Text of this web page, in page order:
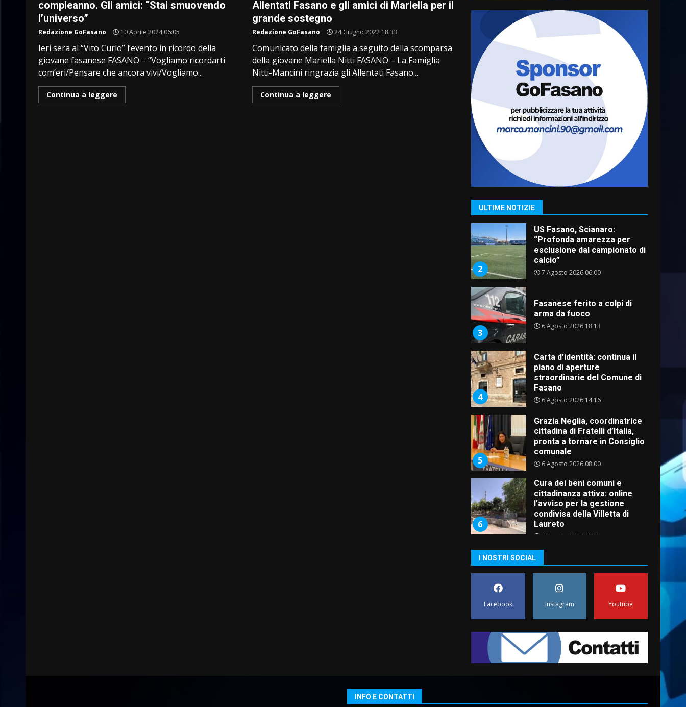
compleanno. Gli amici: “Stai smuovendo
l’universo”
Redazione GoFasano 10 Aprile 2024 06:05
Ieri sera al “Vito Curlo” l’evento in ricordo della
giovane fasanese FASANO – “Vogliamo ricordarti
com’eri/Pensare che ancora vivi/Vogliamo...
Continua a leggere
Allentati Fasano e gli amici di Mariella per il
grande sostegno
Redazione GoFasano 24 Giugno 2022 18:33
Comunicato della famiglia a seguito della scomparsa
della giovane Mariella Nitti FASANO – La Famiglia
Nitti-Mancini ringrazia gli Allentati Fasano...
Continua a leggere
ULTIME NOTIZIE
5 6 Agosto 2026 08:00
Cura dei beni comuni e
cittadinanza attiva: online
l’avviso per la gestione
condivisa della Villetta di
Laureto
6 Agosto 2026 06:20
7
La magia del Minareto e la
prima assoluta de “L’Albergo
Belvedere. Il rapimento”
6 Agosto 2026 06:15
1
“I Contestatori: Musica di
Rivoluzione”: nuovo
appuntamento con “Fasano in
2
US Fasano, Scianaro:
“Profonda amarezza per
esclusione dal campionato di
calcio”
7 Agosto 2026 06:00
3
Fasanese ferito a colpi di
arma da fuoco
6 Agosto 2026 18:13
4
Carta d’identità: continua il
piano di aperture
straordinarie del Comune di
Fasano
6 Agosto 2026 14:16
5
Grazia Neglia, coordinatrice
cittadina di Fratelli d’Italia,
pronta a tornare in Consiglio
comunale
6 Agosto 2026 08:00
6
Cura dei beni comuni e
cittadinanza attiva: online
l’avviso per la gestione
condivisa della Villetta di
Laureto
6 Agosto 2026 06:20
prima assoluta de “L’Albergo
Belvedere. Il rapimento”
6 Agosto 2026 06:15
appuntamento con “Fasano in
Banda”
7 Agosto 2026 06:05
I NOSTRI SOCIAL
Facebook Instagram Youtube
INFO E CONTATTI